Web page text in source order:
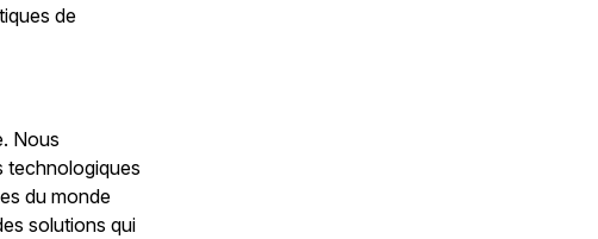
de
Nous
technologiques
du monde
solutions qui